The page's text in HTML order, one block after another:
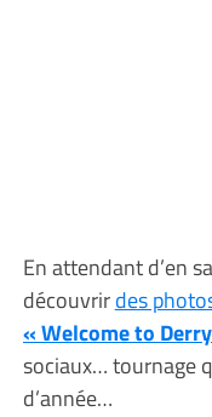
En attendant d’en
découvrirdes
« Welcome to
sociaux… tournage
d’année…